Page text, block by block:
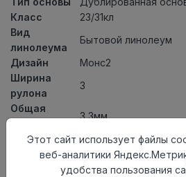
Класс
23/31кл
Вид
линолеума
Бытовой линолеум
Дизайн
Монс2
Ширина
рулона
3
Общая
3,3мм
Толщина
защитного
0,30мм
Этот сайт использует файлы
веб-аналитики
удобства пользования